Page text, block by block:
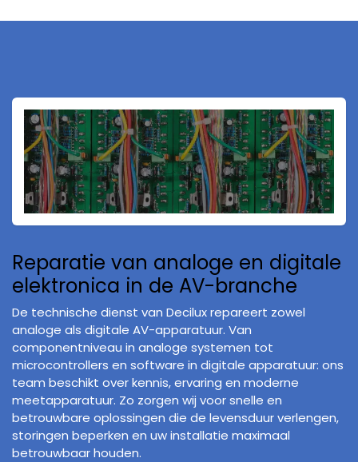
Reparatie van analoge en digitale
elektronica in de AV-branche
De technische dienst van Decilux repareert zowel
analoge als digitale AV-apparatuur. Van
componentniveau in analoge systemen tot
microcontrollers en software in digitale apparatuur: ons
team beschikt over kennis, ervaring en moderne
meetapparatuur. Zo zorgen wij voor snelle en
betrouwbare oplossingen die de levensduur verlengen,
storingen beperken en uw installatie maximaal
betrouwbaar houden.